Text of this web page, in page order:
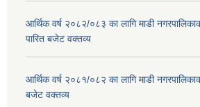
आर्थिक वर्ष २०८२/०८३ का लागि माडी
पारित बजेट वक्तव्य
आर्थिक वर्ष २०८१/०८२ का लागि माडी
बजेट वक्तव्य